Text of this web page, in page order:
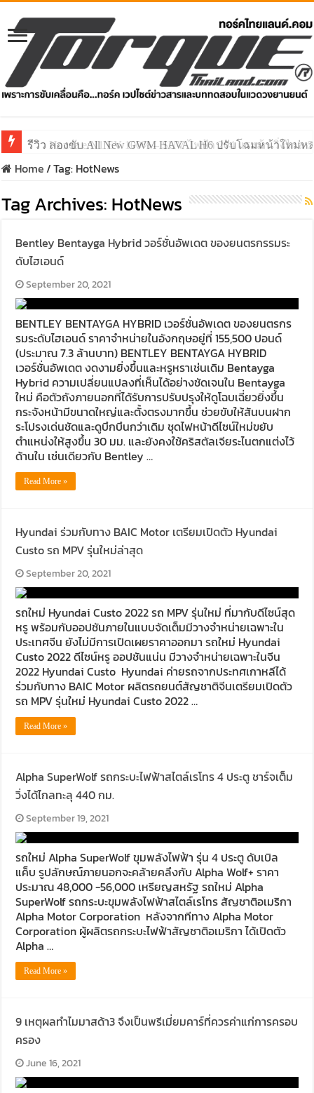
รีวิว ลองขับ All New GWM HAVAL H6 ปรับโฉมหน้าใหม่
Home/Tag: HotNews
Tag Archives: HotNews
Bentley Bentayga Hybrid วอร์ชั่นอัพเดต ของยนตรกรรมระ
ดับไฮเอนด์
September 20, 2021
BENTLEY BENTAYGA HYBRID เวอร์ชั่นอัพเดต ของยนตรกร
รมระดับไฮเอนด์ ราคาจำหน่ายในอังกฤษอยู่ที่ 155,500 ปอนด์
(ประมาณ 7.3 ล้านบาท) BENTLEY BENTAYGA HYBRID
เวอร์ชั่นอัพเดต งดงามยิ่งขึ้นและหรูหราเช่นเดิม Bentayga
Hybrid ความเปลี่ยนแปลงที่เห็นได้อย่างชัดเจนใน Bentayga
ใหม่ คือตัวถังภายนอกที่ได้รับการปรับปรุงให้ดูโฉบเฉี่ยวยิ่งขึ้น
กระจังหน้ามีขนาดใหญ่และตั้งตรงมากขึ้น ช่วยขับให้สันบนฝาก
ระโปรงเด่นชัดและดูบึกบึนกว่าเดิม ชุดไฟหน้าดีไซน์ใหม่ขยับ
ตำแหน่งให้สูงขึ้น 30 มม. และยังคงใช้คริสตัลเจียระไนตกแต่งไว้
ด้านใน เช่นเดียวกับ Bentley …
Read More »
Hyundai ร่วมกับทาง BAIC Motor เตรียมเปิดตัว Hyundai
Custo รถ MPV รุ่นใหม่ล่าสุด
September 20, 2021
รถใหม่ Hyundai Custo 2022 รถ MPV รุ่นใหม่ ที่มากับดีไซน์สุด
หรู พร้อมกับออปชันภายในแบบจัดเต็มมีวางจำหน่ายเฉพาะใน
ประเทศจีน ยังไม่มีการเปิดเผยราคาออกมา รถใหม่ Hyundai
Custo 2022 ดีไซน์หรู ออปชันแน่น มีวางจำหน่ายเฉพาะในจีน
2022 Hyundai Custo Hyundai ค่ายรถจากประทศเกาหลีได้
ร่วมกับทาง BAIC Motor ผลิตรถยนต์สัญชาติจีนเตรียมเปิดตัว
รถ MPV รุ่นใหม่ Hyundai Custo 2022 …
Read More »
Alpha SuperWolf รถกระบะไฟฟ้าสไตล์เรโทร 4 ประตู ชาร์จเต็ม
วิ่งได้ไกลทะลุ 440 กม.
September 19, 2021
รถใหม่ Alpha SuperWolf ขุมพลังไฟฟ้า รุ่น 4 ประตู ดับเบิล
แค็บ รูปลักษณ์ภายนอกจะคล้ายคลึงกับ Alpha Wolf+ ราคา
ประมาณ 48,000 -56,000 เหรียญสหรัฐ รถใหม่ Alpha
SuperWolf รถกระบะขุมพลังไฟฟ้าสไตล์เรโทร สัญชาติอเมริกา
Alpha Motor Corporation หลังจากทีทาง Alpha Motor
Corporation ผู้ผลิตรถกระบะไฟฟ้าสัญชาติอเมริกา ได้เปิดตัว
Alpha …
Read More »
9 เหตุผลทำไมมาสด้า3 จึงเป็นพรีเมี่ยมคาร์ที่ควรค่าแก่การครอบ
ครอง
June 16, 2021